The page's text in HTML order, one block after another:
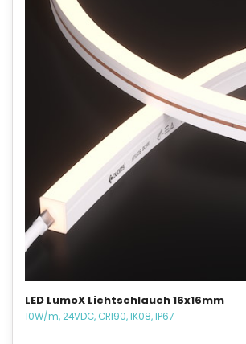
LED LumoX Lichtschlauch 16x16mm
10W/m, 24VDC, CRI90, IK08, IP67